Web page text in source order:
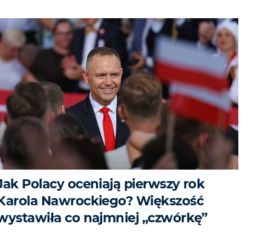
Polacy oceniają pierwszy rok
Nawrockiego? Większość
co najmniej „czwórkę”